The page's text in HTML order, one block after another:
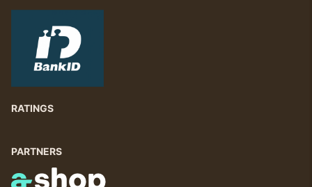
RATINGS
PARTNERS